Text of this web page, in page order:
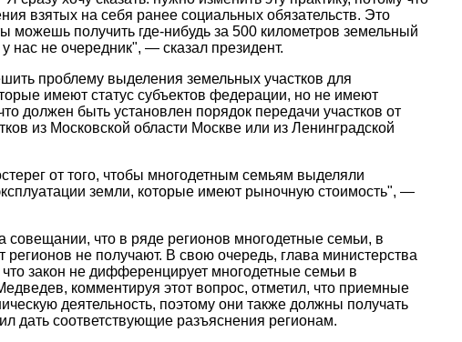
взятых на себя ранее социальных обязательств. Это
можешь получить где-нибудь за 500 километров земельный
нас не очередник", — сказал президент.
проблему выделения земельных участков для
имеют статус субъектов федерации, но не имеют
должен быть установлен порядок передачи участков от
из Московской области Москве или из Ленинградской
от того, чтобы многодетным семьям выделяли
земли, которые имеют рыночную стоимость", —
что в ряде регионов многодетные семьи, в
не получают. В свою очередь, глава министерства
закон не дифференцирует многодетные семьи в
комментируя этот вопрос, отметил, что приемные
деятельность, поэтому они также должны получать
дать соответствующие разъяснения регионам.